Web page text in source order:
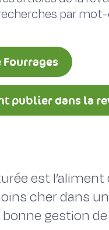
par
Fourrages
publier dans la
est l’aliment
cher dans
gestion de